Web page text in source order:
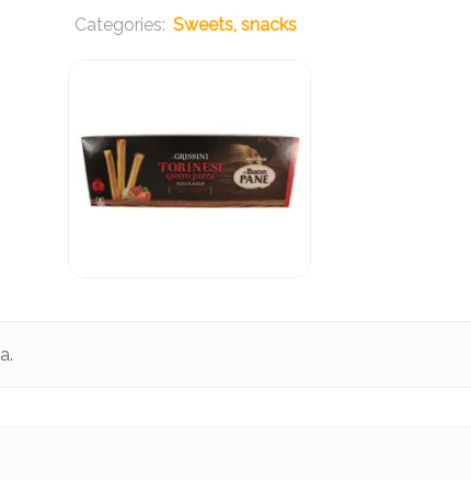
Sweets, snacks